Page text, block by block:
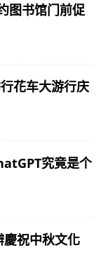
图书馆门前促
花车大游行庆
究竟是个
慶祝中秋文化